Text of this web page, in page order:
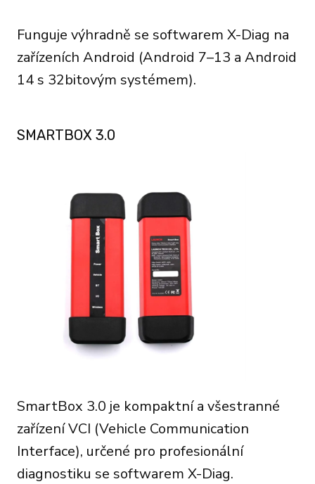
Funguje výhradně se softwarem X-Diag na
zařízeních Android (Android 7–13 a Android
14 s 32bitovým systémem).
SMARTBOX 3.0
SmartBox 3.0 je kompaktní a všestranné
zařízení VCI (Vehicle Communication
Interface), určené pro profesionální
diagnostiku se softwarem X-Diag.